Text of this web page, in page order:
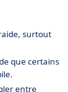
surtout
que certains
entre